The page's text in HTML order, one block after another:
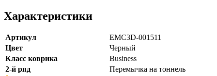
Характеристики
Артикул
EMC3D-001511
Цвет
Черный
Класс коврика
Business
2-й ряд
Перемычка на тоннель